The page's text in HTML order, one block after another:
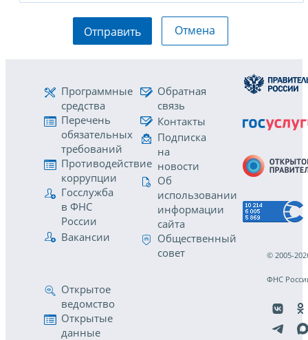
Отправить Отмена
Программные
средства
Перечень
обязательных
требований
Противодействие
коррупции
Госслужба
в ФНС
России
Вакансии
Обратная
связь
Контакты
Подписка
на
новости
Об
использовании
информации
сайта
Общественный
совет
Открытое
ведомство
Открытые
данные
© 2005-
ФНС